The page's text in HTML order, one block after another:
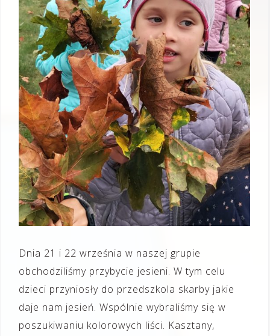
Dnia 21 i 22 września w naszej grupie
obchodziliśmy przybycie jesieni. W tym celu
dzieci przyniosły do przedszkola skarby jakie
daje nam jesień. Wspólnie wybraliśmy się w
poszukiwaniu kolorowych liści. Kasztany,